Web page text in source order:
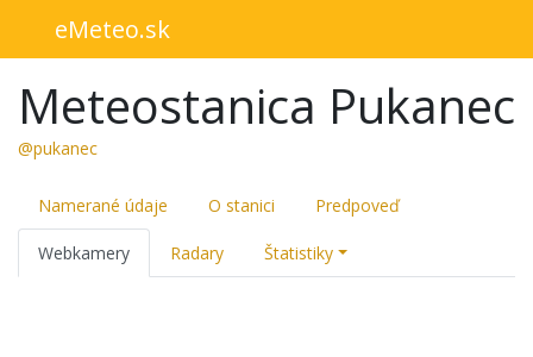
eMeteo.sk
Meteostanica Pukanec
@pukanec
Namerané údaje O stanici Predpoveď
Webkamery Radary Štatistiky